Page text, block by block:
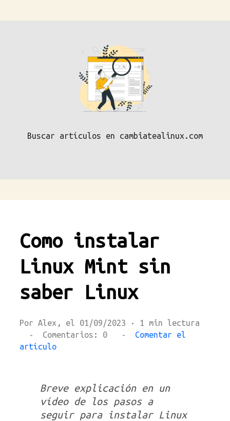
Buscar artículos en cambiatealinux.com
Como instalar
Linux Mint sin
saber Linux
Por Alex, el 01/09/2023 · 1 min lectura
- Comentarios: 0 - Comentar el
artículo
Breve explicación en un
vídeo de los pasos a
seguir para instalar Linux